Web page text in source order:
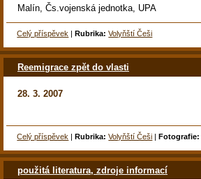
Malín, Čs.vojenská jednotka, UPA
Celý příspěvek |Rubrika: Volyňští Češi
Reemigrace zpět do vlasti
28. 3. 2007
Celý příspěvek |Rubrika: Volyňští Češi |Fotografie:
použitá literatura, zdroje informací